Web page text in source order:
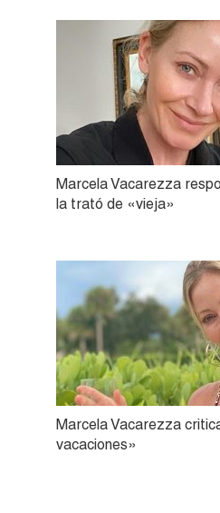
Marcela Vacarezza
la trató de «vieja»
Marcela Vacarezza
vacaciones»